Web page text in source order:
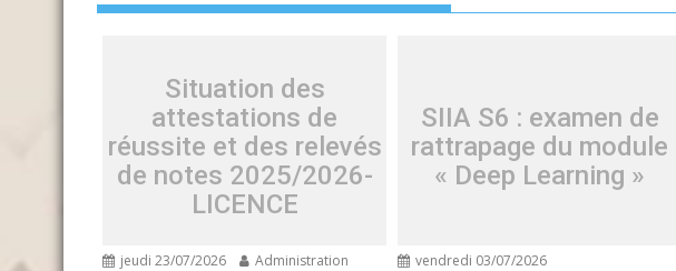
Situation des
attestations de
réussite et des relevés
de notes 2025/2026-
LICENCE
jeudi 23/07/2026 Administration
SIIA S6 : examen de
rattrapage du module
« Deep Learning »
vendredi 03/07/2026